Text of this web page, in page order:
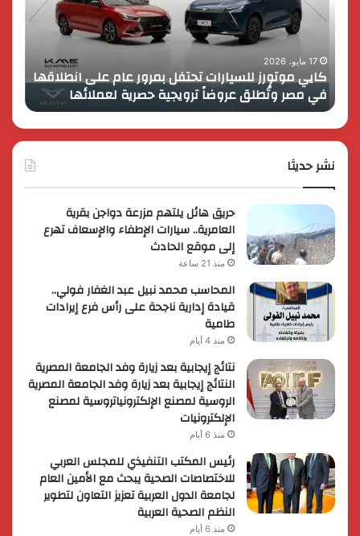
بمرور
انطلاقها
في
مصر
وتُطلق
عروضاً
ترويجية
حصرية
17 مايو، 2026
كايي موتورز للسيارات تحتفل بمرور عام على انطلاقها
في مصر وتُطلق عروضاً ترويجية حصرية لعملائها
جديدة
نشر حديثا
حريق هائل يلتهم مزرعة دواجن بقرية
العامرية.. سيارات الإطفاء والإسعاف تهرع
إلى موقع الحادث
منذ 21 ساعة
المحاسب محمد نبيل عبد الغفار فولي..
قيادة إدارية ناجحة على رأس فرع إيرادات
طامية
منذ 4 أيام
نتائج إيجابية بعد زيارة وفد الجامعة المصرية
النتائج إيجابية بعد زيارة وفد الجامعة المصرية
الروسية لمصنع الإلكترونياتروسية لمصنع
الإلكترونيات
منذ 6 أيام
رئيس المكتب التنفيذي للمجلس العربي
للاختصاصات الصحية يبحث مع الأمين العام
لجامعة الدول العربية تعزيز التعاون لتطوير
النظم الصحية العربية
منذ 6 أيام